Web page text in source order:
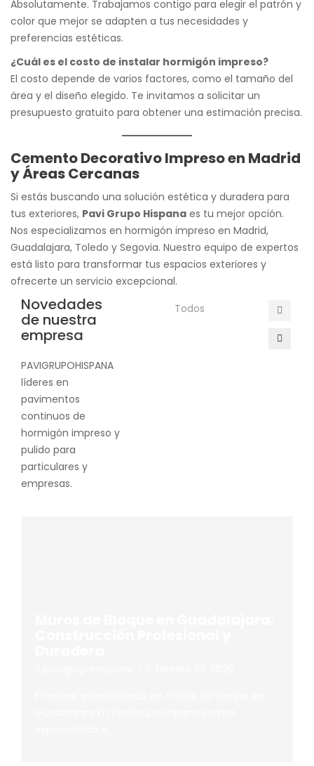
Absolutamente. Trabajamos contigo para elegir el patrón y
color que mejor se adapten a tus necesidades y
preferencias estéticas.
¿Cuál es el costo de instalar hormigón impreso?
El costo depende de varios factores, como el tamaño del
área y el diseño elegido. Te invitamos a solicitar un
presupuesto gratuito para obtener una estimación precisa.
Cemento Decorativo Impreso en Madrid
y Áreas Cercanas
Si estás buscando una solución estética y duradera para
tus exteriores, Pavi Grupo Hispana es tu mejor opción.
Nos especializamos en hormigón impreso en Madrid,
Guadalajara, Toledo y Segovia. Nuestro equipo de expertos
está listo para transformar tus espacios exteriores y
ofrecerte un servicio excepcional.
Novedades
de nuestra
empresa
PAVIGRUPOHISPANA
líderes en
pavimentos
continuos de
hormigón impreso y
pulido para
particulares y
empresas.
Todos